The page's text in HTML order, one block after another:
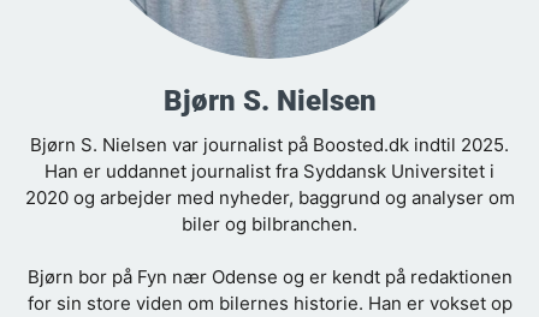
Bjørn S. Nielsen
Bjørn S. Nielsen var journalist på Boosted.dk indtil 2025.
Han er uddannet journalist fra Syddansk Universitet i
2020 og arbejder med nyheder, baggrund og analyser om
biler og bilbranchen.
Bjørn bor på Fyn nær Odense og er kendt på redaktionen
for sin store viden om bilernes historie. Han er vokset op